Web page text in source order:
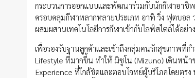
กระบวนการออกแบบและพัฒนาร่วมกับนักกีฬาอาชี
ครอบคลุมกีฬาหลากหลายประเภท อาทิ วิ่ง ฟุตบอ
ผสมผสานเทคโนโลยีการกีฬาเข้ากับไลฟ์สไตล์ได้อย่า
เพื่อรองรับฐานลูกค้าและเข้าถึงกลุ่มคนรักสุขภาพที่ก
Lifestyle ที่มากขึ้น ทำให้ มิซูโน (Mizuno) เดินหน้า
Experience ที่ใกล้ชิดและตอบโจทย์ผู้บริโภคโดยตร